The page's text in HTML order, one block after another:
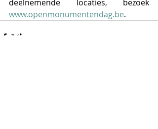
www.openmonumentendag.be.